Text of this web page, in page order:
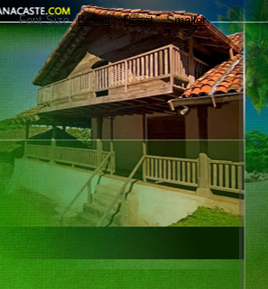
Font Size Bigger Reset Smaller